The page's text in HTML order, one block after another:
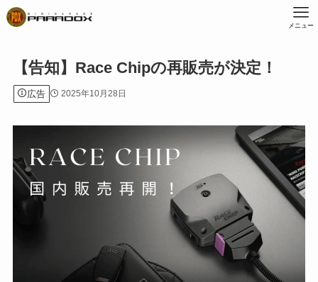
メニュー
【告知】Race Chipの再販売が決定！
広告 2025年10月28日